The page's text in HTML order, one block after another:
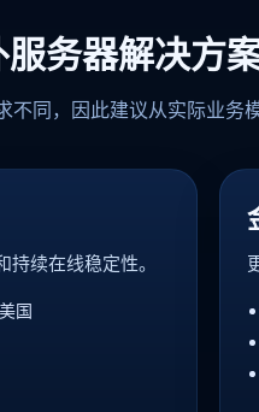
务器解决方
同，因此建议从实际业务
续在线稳定性。
国